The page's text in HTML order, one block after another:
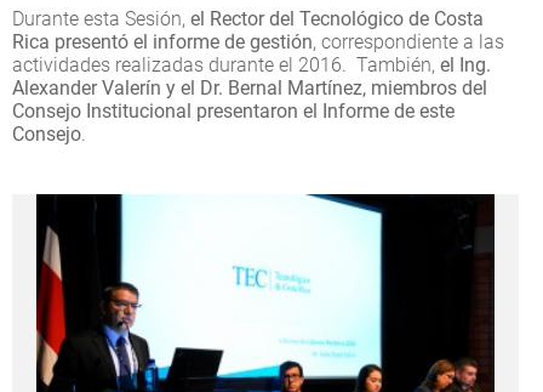
Durante esta Sesión, el Rector del Tecnológico de Costa
Rica presentó el informe de gestión, correspondiente a las
actividades realizadas durante el 2016. También, el Ing.
Alexander Valerín y el Dr. Bernal Martínez, miembros del
Consejo Institucional presentaron el Informe de este
Consejo.